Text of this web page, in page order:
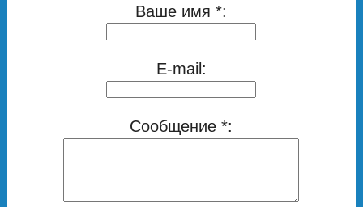
Ваше имя *:
E-mail:
Сообщение *: